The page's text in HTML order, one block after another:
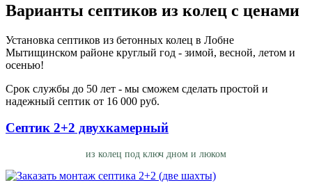
Варианты септиков из колец с ценами
Установка септиков из бетонных колец в Лобне
Мытищинском районе круглый год - зимой, весной, летом и
осенью!
Срок службы до 50 лет - мы сможем сделать простой и
надежный септик от 16 000 руб.
Септик 2+2 двухкамерный
из колец под ключ дном и люком